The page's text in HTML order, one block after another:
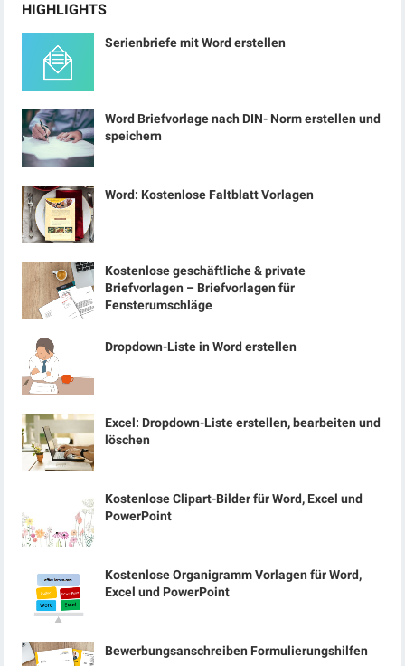
HIGHLIGHTS
Serienbriefe mit Word erstellen
Word Briefvorlage nach DIN- Norm erstellen und
speichern
Word: Kostenlose Faltblatt Vorlagen
Kostenlose geschäftliche & private
Briefvorlagen – Briefvorlagen für
Fensterumschläge
Dropdown-Liste in Word erstellen
Excel: Dropdown-Liste erstellen, bearbeiten und
löschen
Kostenlose Clipart-Bilder für Word, Excel und
PowerPoint
Kostenlose Organigramm Vorlagen für Word,
Excel und PowerPoint
Bewerbungsanschreiben Formulierungshilfen